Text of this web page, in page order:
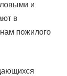
и
в
пожилого